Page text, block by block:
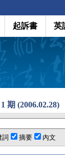
起訴書 英
期 (2006.02.28)
詞 摘要 內文